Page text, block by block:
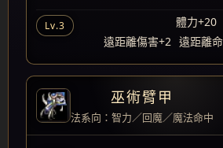
Lv.3
體力+20
遠距離傷害+2 遠距離
巫術臂甲
法系向：智力／回魔／魔法命中